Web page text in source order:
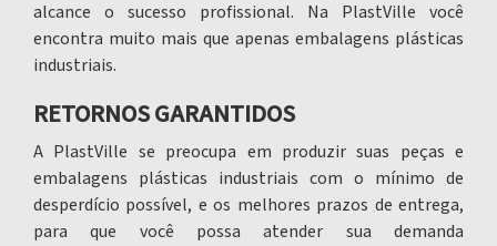
alcance o sucesso profissional. Na PlastVille você
encontra muito mais que apenas embalagens plásticas
industriais.
RETORNOS GARANTIDOS
A PlastVille se preocupa em produzir suas peças e
embalagens plásticas industriais com o mínimo de
desperdício possível, e os melhores prazos de entrega,
para que você possa atender sua demanda